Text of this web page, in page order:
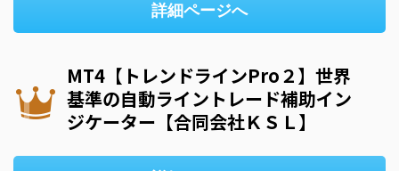
詳細ページへ
MT4【トレンドラインPro２】世界
基準の自動ライントレード補助イン
ジケーター【合同会社ＫＳＬ】